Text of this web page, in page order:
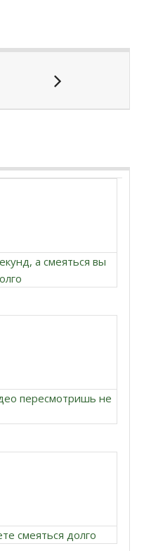
а смеяться вы
пересмотришь не
смеяться долго